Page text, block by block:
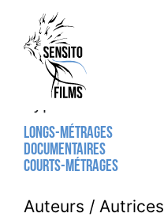
Type
Longs-métrages
Documentaires
Courts-métrages
Auteurs / Autrices